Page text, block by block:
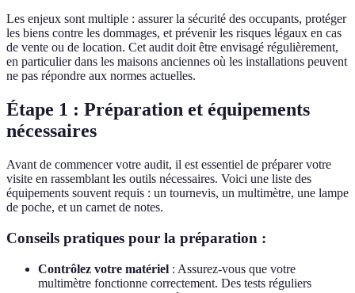
Les enjeux sont multiple : assurer la sécurité des occupants, protéger
les biens contre les dommages, et prévenir les risques légaux en cas
de vente ou de location. Cet audit doit être envisagé régulièrement,
en particulier dans les maisons anciennes où les installations peuvent
ne pas répondre aux normes actuelles.
Étape 1 : Préparation et équipements
nécessaires
Avant de commencer votre audit, il est essentiel de préparer votre
visite en rassemblant les outils nécessaires. Voici une liste des
équipements souvent requis : un tournevis, un multimètre, une lampe
de poche, et un carnet de notes.
Conseils pratiques pour la préparation :
Contrôlez votre matériel : Assurez-vous que votre
multimètre fonctionne correctement. Des tests réguliers